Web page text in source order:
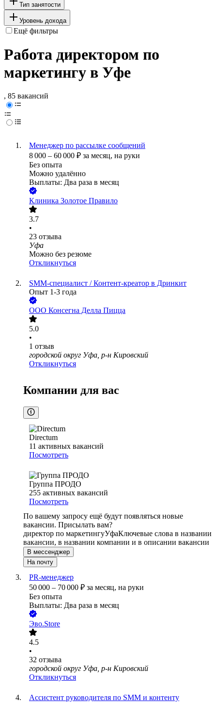
Тип занятости
Уровень дохода
Ещё фильтры
Работа директором по
маркетингу в Уфе
, 85 вакансий
Менеджер по рассылке сообщений
8 000 – 60 000 ₽ за месяц, на руки
Без опыта
Можно удалённо
Выплаты: Два раза в месяц
Клиника Золотое Правило
3.7
•
23 отзыва
Уфа
Можно без резюме
Откликнуться
SMM-специалист / Контент-креатор в Дринкит
Опыт 1-3 года
ООО Консегна Делла Пицца
5.0
•
1 отзыв
городской округ Уфа, р-н Кировский
Откликнуться
Компании для вас
Directum
11 активных вакансий
Посмотреть
Группа ПРОДО
255 активных вакансий
Посмотреть
По вашему запросу ещё будут появляться новые
вакансии. Присылать вам?
директор по маркетингуУфаКлючевые слова в названии
вакансии, в названии компании и в описании вакансии
В мессенджер
На почту
PR-менеджер
50 000 – 70 000 ₽ за месяц, на руки
Без опыта
Выплаты: Два раза в месяц
Эво.Store
4.5
•
32 отзыва
городской округ Уфа, р-н Кировский
Откликнуться
Ассистент руководителя по SMM и контенту